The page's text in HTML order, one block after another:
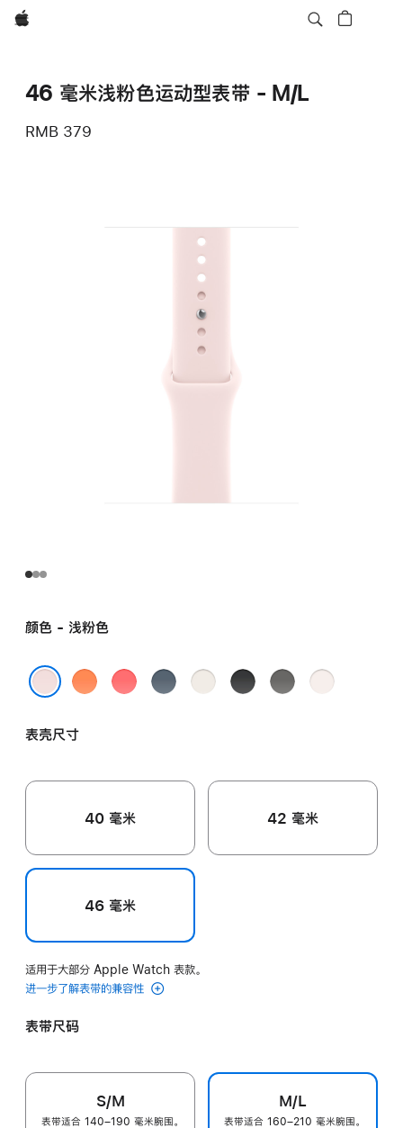
Apple
46 毫米浅粉色运动型表带 - M/L
RMB 379
颜色 - 浅粉色
柑
色
亮
铁
星
黑
岩
淡
表壳尺寸
40 毫米 42 毫米
46 毫米
适用于大部分 Apple Watch 表款。
进一步了解表带的兼容性
表带尺码
S/M
表带适合 140–190 毫米腕围。
M/L
表带适合 160–210 毫米腕围。